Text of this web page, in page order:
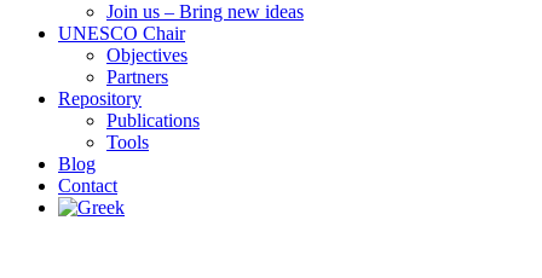
Join us – Bring new ideas
UNESCO Chair
Objectives
Partners
Repository
Publications
Tools
Blog
Contact